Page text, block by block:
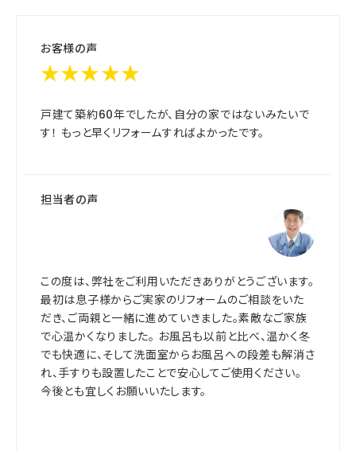
お客様の声
★★★★★
戸建て築約60年でしたが、自分の家ではないみたいで
す！ もっと早くリフォームすればよかったです。
担当者の声
この度は、弊社をご利用いただきありがとうございます。
最初は息子様からご実家のリフォームのご相談をいた
だき、ご両親と一緒に進めていきました。素敵なご家族
で心温かくなりました。 お風呂も以前と比べ、温かく冬
でも快適に、そして洗面室からお風呂への段差も解消さ
れ、手すりも設置したことで安心してご使用ください。
今後とも宜しくお願いいたします。